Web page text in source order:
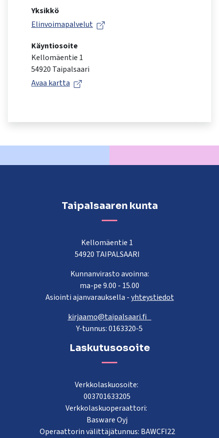
pyyhkäisyliikkeitä.
Yksikkö
Elinvoimapalvelut
Käyntiosoite
Kellomäentie 1
54920 Taipalsaari
Avaa kartta
Taipalsaaren kunta
Kellomäentie 1
54920 TAIPALSAARI
Kunnanvirasto avoinna:
ma-pe 9.00 - 15.00
Asiointi ajanvarauksella -yhteystiedot
kirjaamo@taipalsaari.fi
Y-tunnus: 0163320-5
Laskutusosoite
Verkkolaskuosoite:
003701633205
Verkkolaskuoperaattori:
Basware Oyj
Operaattorin välittäjätunnus: BAWCFI22